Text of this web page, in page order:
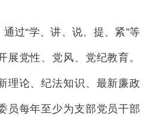
“学、讲、说、提、紧”等
展党性、党风、党纪教育。
理论、纪法知识、最新廉政
员每年至少为支部党员干部